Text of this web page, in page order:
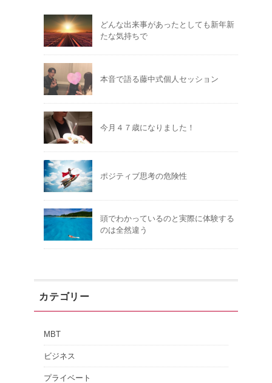
どんな出来事があったとしても新年新
たな気持ちで
本音で語る藤中式個人セッション
今月４７歳になりました！
ポジティブ思考の危険性
頭でわかっているのと実際に体験する
のは全然違う
カテゴリー
MBT
ビジネス
プライベート